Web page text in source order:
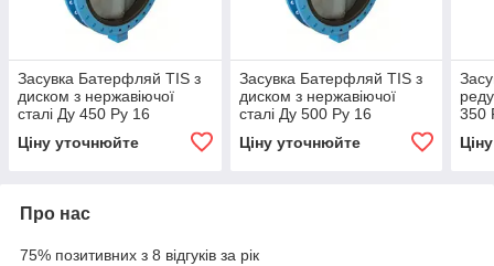
Засувка Батерфляй TIS з
диском з нержавіючої
сталі Ду 450 Ру 16
Ціну уточнюйте
Засувка Батерфляй TIS з
диском з нержавіючої
сталі Ду 500 Ру 16
Ціну уточнюйте
350
Про нас
75% позитивних з 8 відгуків за рік